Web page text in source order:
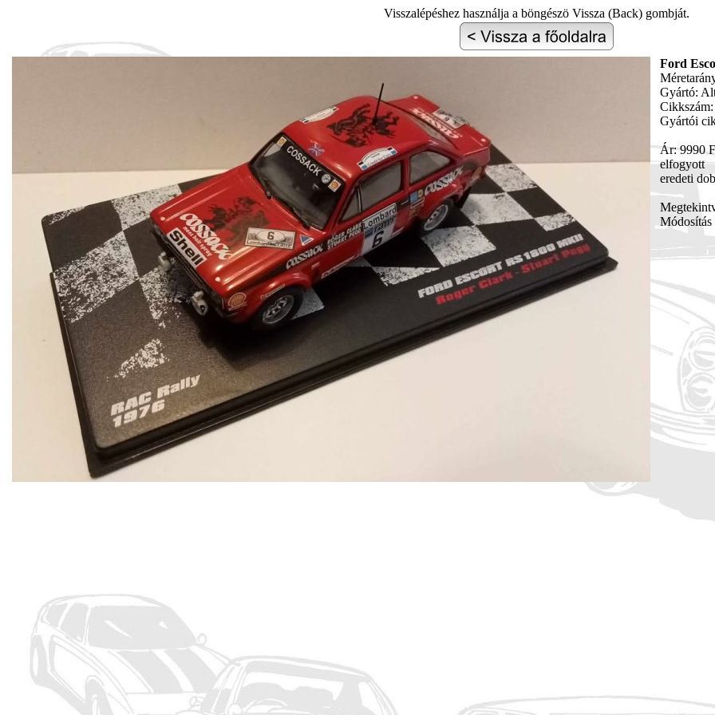
Visszalépéshez használja a böngészö Vissza (Back) gombját.
Ford
Gyártó:
Gyártói
Ár: 9990
elfogyott
eredeti
Módosítás